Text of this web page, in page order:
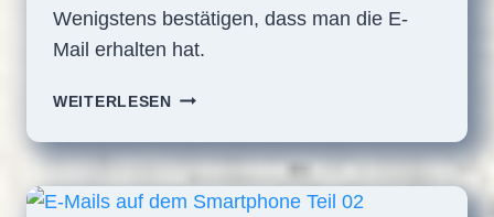
Wenigstens bestätigen, dass man die E-
Mail erhalten hat.
WEITERLESENE-
AUF
SMARTPHONE